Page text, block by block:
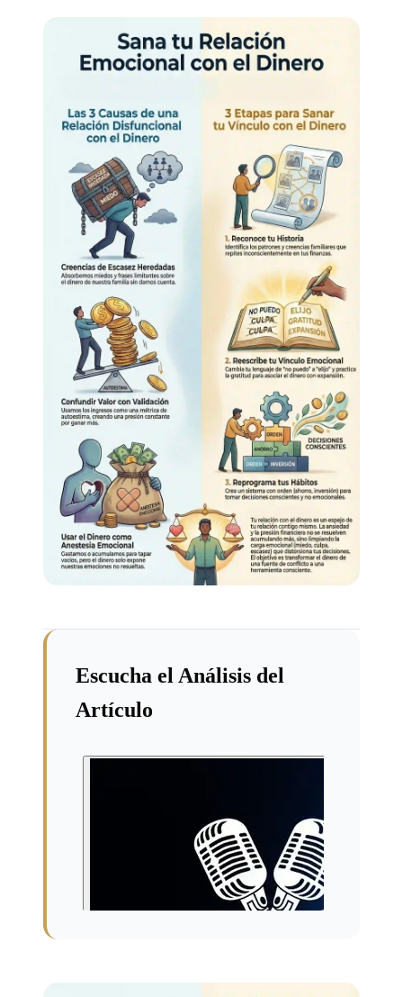
Escucha el Análisis del
Artículo